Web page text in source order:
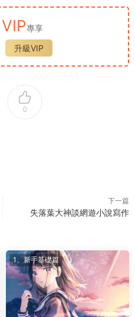
VIP專享
升級VIP
0
下一篇
失落葉大神談網遊小說寫作
1、新手基礎篇